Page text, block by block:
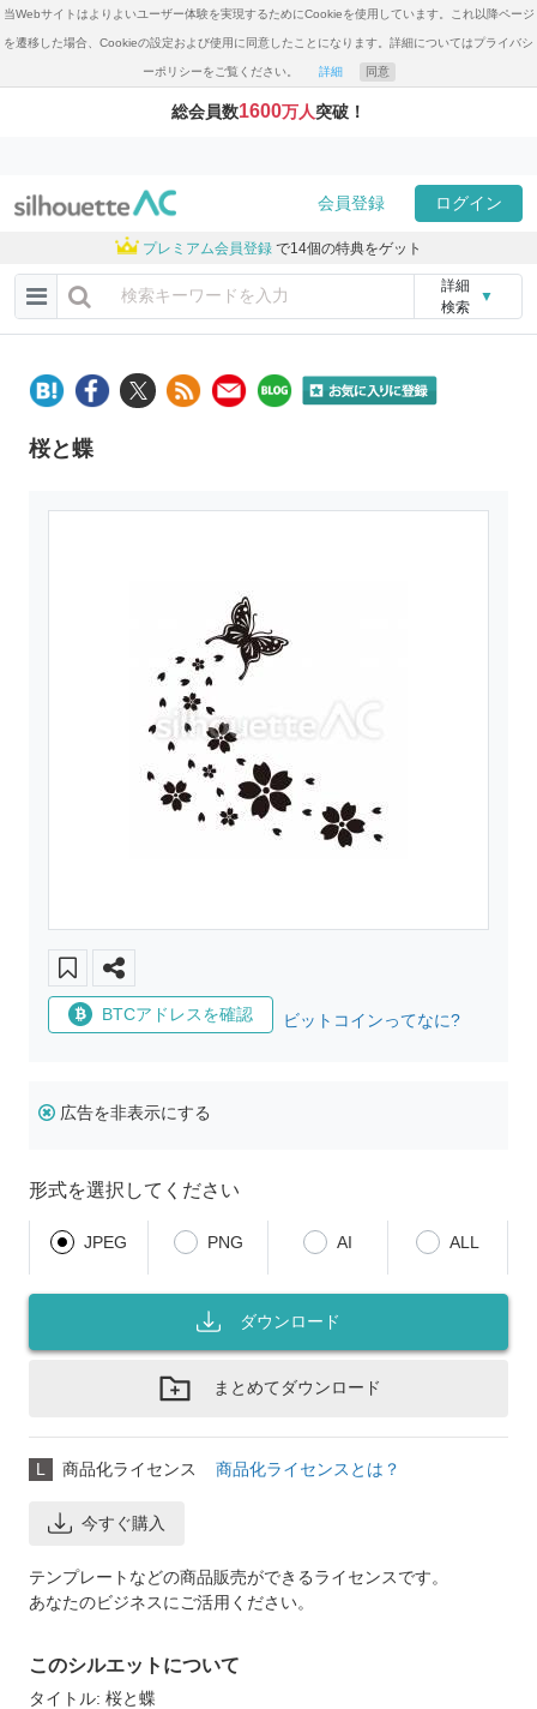
当Webサイトはよりよいユーザー体験を実現するためにCookieを使用しています。これ以降ページ
を遷移した場合、Cookieの設定および使用に同意したことになります。詳細についてはプライバシ
ーポリシーをご覧ください。 詳細 同意
総会員数1600万人突破！
会員登録 ログイン
プレミアム会員登録 で14個の特典をゲット
詳細
検索
▼
桜と蝶
BTCアドレスを確認 ビットコインってなに?
広告を非表示にする
形式を選択してください
JPEG PNG AI ALL
ダウンロード
まとめてダウンロード
L 商品化ライセンス 商品化ライセンスとは？
今すぐ購入
テンプレートなどの商品販売ができるライセンスです。
あなたのビジネスにご活用ください。
このシルエットについて
タイトル: 桜と蝶